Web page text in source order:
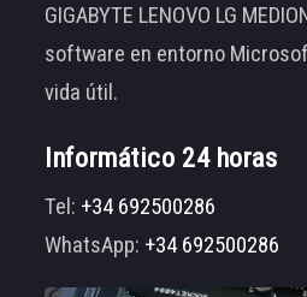
GIGABYTE LENOVO LG
software en entorno
vida útil.
Informático 24 horas
Tel: +34 692500286
WhatsApp: +34 692500286